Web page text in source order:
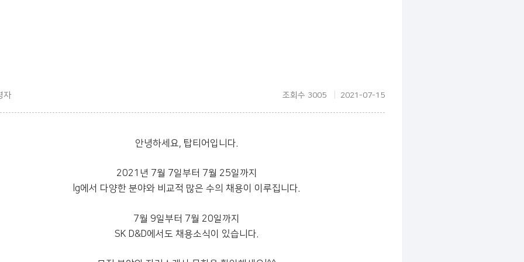
자 조회수 3005 2021-07-15
안녕하세요, 탑티어입니다.
2021년 7월 7일부터 7월 25일까지
lg에서 다양한 분야와 비교적 많은 수의 채용이 이루집니다.
7월 9일부터 7월 20일까지
SK D&D에서도 채용소식이 있습니다.